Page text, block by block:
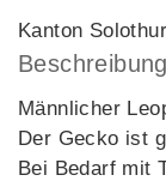
Kanton
Beschreibung
Männlicher
Der Gecko ist
Bei Bedarf mit